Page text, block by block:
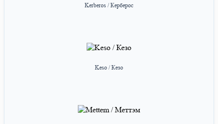
Kerberos / Керберос
Keso / Кезо